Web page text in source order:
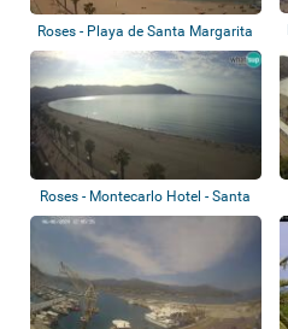
Roses - Playa de Santa Margarita
Roses - Montecarlo Hotel - Santa
Margari...